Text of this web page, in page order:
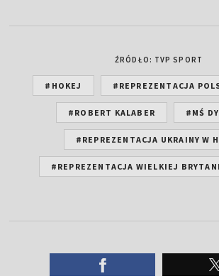
ŹRÓDŁO: TVP SPORT
#HOKEJ #REPREZENTACJA
#ROBERT KALABER #MŚ
#REPREZENTACJA UKRAINY W
#REPREZENTACJA WIELKIEJ